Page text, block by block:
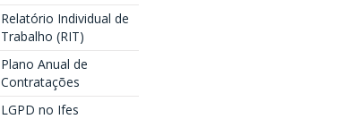
Relatório Individual de
Trabalho (RIT)
Plano Anual de
Contratações
LGPD no Ifes